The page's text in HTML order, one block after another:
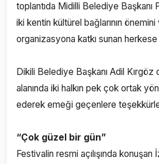
toplantıda Midilli Belediye Başkanı
iki kentin kültürel bağlarının
organizasyona katkı sunan
Dikili Belediye Başkanı Adil Kırgöz
alanında iki halkın pek çok ortak
ederek emeği geçenlere
“Çok güzel bir gün”
Festivalin resmi açılışında